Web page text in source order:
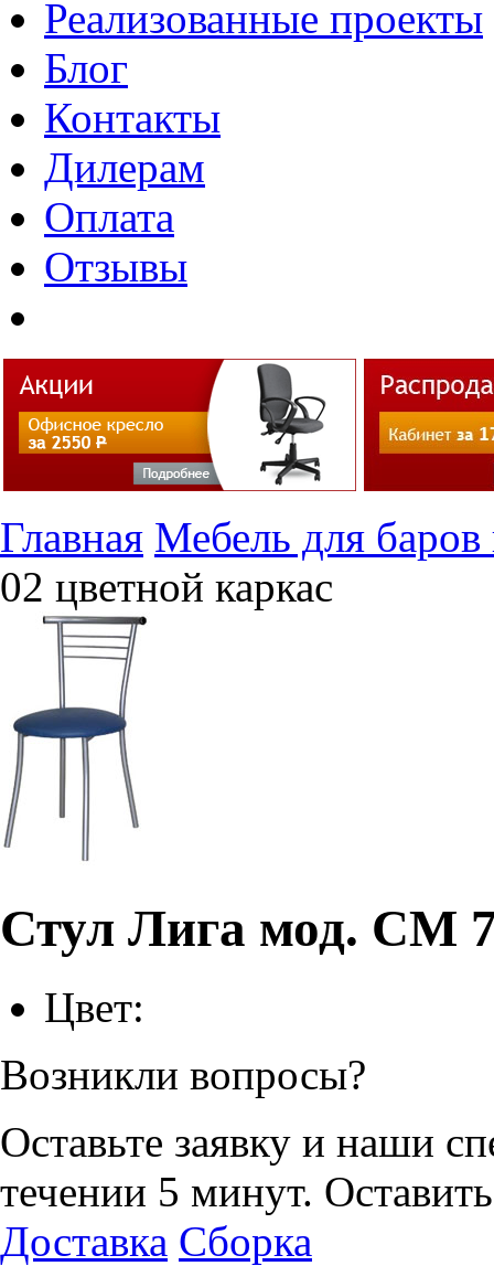
Реализованные проекты
Блог
Контакты
Дилерам
Оплата
Отзывы
Главная Мебель для баров
02 цветной каркас
Стул Лига мод. СМ
Цвет:
Возникли вопросы?
Оставьте заявку и наши
течении 5 минут.
Доставка Сборка